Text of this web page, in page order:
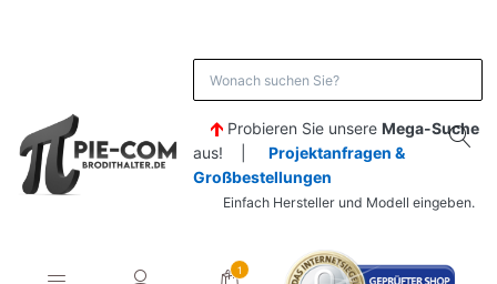
Probieren Sie unsere Mega-Suche
aus! | Projektanfragen &
Großbestellungen
Einfach Hersteller und Modell eingeben.
1